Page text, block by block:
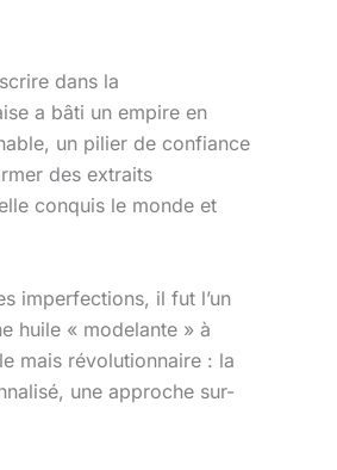
dans la
a bâti un empire en
un pilier de confiance
des extraits
conquis le monde et
imperfections, il fut l’un
huile « modelante » à
mais révolutionnaire : la
une approche sur-